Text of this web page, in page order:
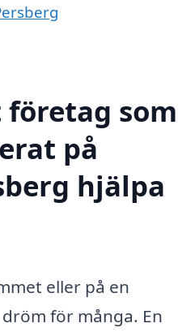
som
på
hjälpa
eller på en
för många. En